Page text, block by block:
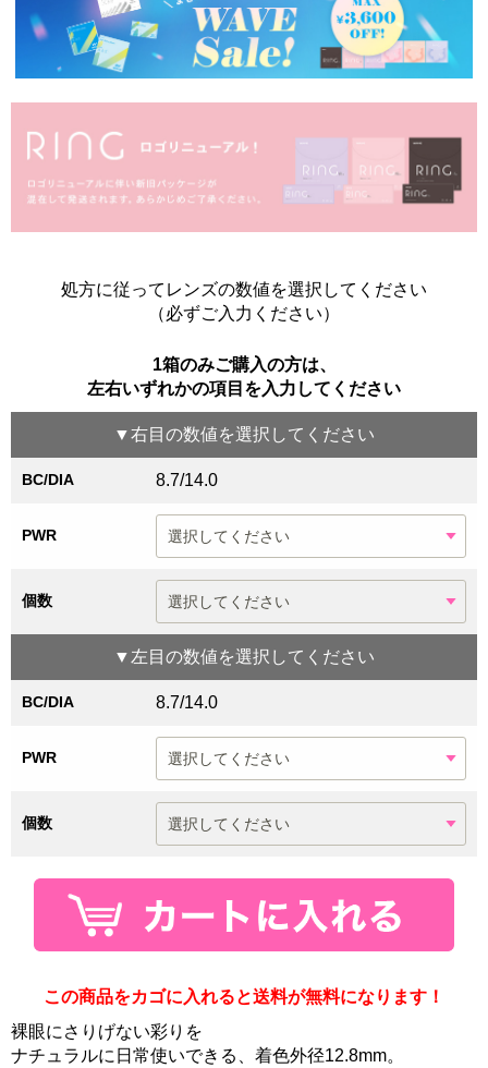
処方に従ってレンズの数値を選択してください
（必ずご入力ください）
1箱のみご購入の方は、
左右いずれかの項目を入力してください
▼右目 の数値を選択してください
BC/DIA 8.7/14.0
PWR
個数
▼左目 の数値を選択してください
BC/DIA 8.7/14.0
PWR
個数
この商品をカゴに入れると送料が無料になります！
裸眼にさりげない彩りを
ナチュラルに日常使いできる、着色外径12.8mm。